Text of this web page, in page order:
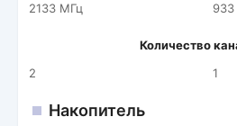
2133 МГц
Количество
2
1
Накопитель